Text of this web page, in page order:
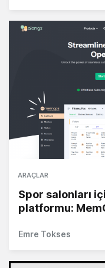
ARAÇLAR
Spor salonları
platformu:
Emre Tokses